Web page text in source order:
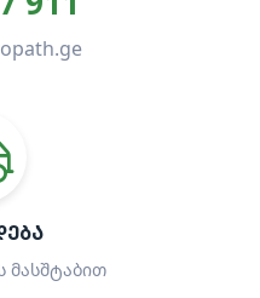
მასშტაბით